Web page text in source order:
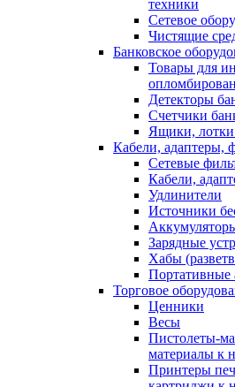
техники
Сетевое
Чистящие
Банковское
Товары для
Детекторы
Счетчики
Ящики, лотки
Кабели, адаптеры,
Сетевые
Кабели,
Удлинители
Источники
Зарядные
Хабы
Портативные
Торговое
Ценники
Весы
Пистолеты-
материалы к
Принтеры